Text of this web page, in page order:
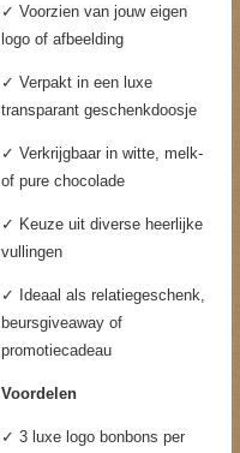
✓ Voorzien van jouw eigen
logo of afbeelding
✓ Verpakt in een luxe
transparant geschenkdoosje
✓ Verkrijgbaar in witte, melk-
of pure chocolade
✓ Keuze uit diverse heerlijke
vullingen
✓ Ideaal als relatiegeschenk,
beursgiveaway of
promotiecadeau
Voordelen
✓ 3 luxe logo bonbons per